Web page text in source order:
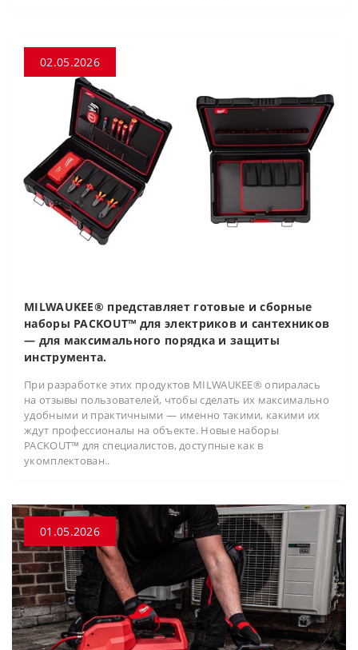
02.05.2026
MILWAUKEE® представляет готовые и сборные
наборы PACKOUT™ для электриков и сантехников
— для максимального порядка и защиты
инструмента.
При разработке этих продуктов MILWAUKEE® опиралась
на отзывы пользователей, чтобы сделать их максимально
удобными и практичными — именно такими, какими их
ждут профессионалы на объекте. Новые наборы
PACKOUT™ для специалистов, доступные как в
укомплектован..
01.05.2026